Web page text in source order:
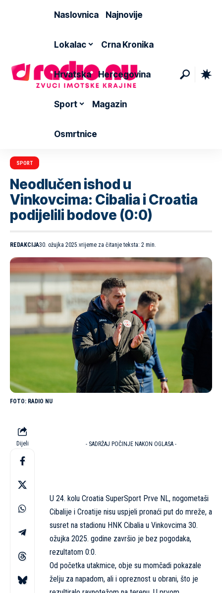
Naslovnica Najnovije
Lokalac Crna Kronika
Hrvatska Hercegovina
Sport Magazin
Osmrtnice
SPORT
Neodlučen ishod u
Vinkovcima: Cibalia i Croatia
podijelili bodove (0:0)
REDAKCIJA30. ožujka 2025.vrijeme za čitanje teksta: 2 min.
RADIO NU
Dijeli - SADRŽAJ POČINJE NAKON OGLASA -
U 24. kolu Croatia SuperSport Prve NL, nogometaši
Cibalije i Croatije nisu uspjeli pronaći put do mreže, a
susret na stadionu HNK Cibalia u Vinkovcima 30.
ožujka 2025. godine završio je bez pogodaka,
rezultatom 0:0.
Od početka utakmice, obje su momčadi pokazale
želju za napadom, ali i opreznost u obrani, što je